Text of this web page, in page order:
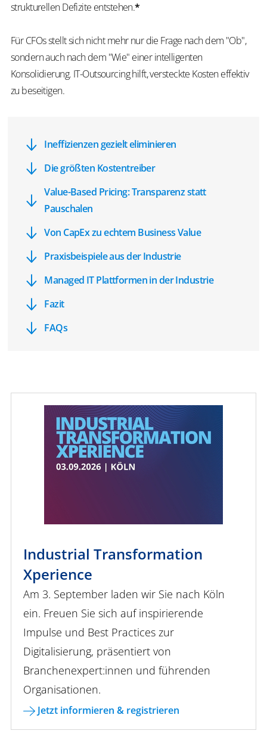
strukturellen Defizite entstehen.*
Für CFOs stellt sich nicht mehr nur die Frage nach dem "Ob",
sondern auch nach dem "Wie" einer intelligenten
Konsolidierung. IT-Outsourcing hilft, versteckte Kosten effektiv
zu beseitigen.
Ineffizienzen gezielt eliminieren
Die größten Kostentreiber
Value-Based Pricing: Transparenz statt
Pauschalen
Von CapEx zu echtem Business Value
Praxisbeispiele aus der Industrie
Managed IT Plattformen in der Industrie
Fazit
FAQs
Industrial Transformation
Xperience
Am 3. September laden wir Sie nach Köln
ein. Freuen Sie sich auf inspirierende
Impulse und Best Practices zur
Digitalisierung, präsentiert von
Branchenexpert:innen und führenden
Organisationen.
Jetzt informieren & registrieren